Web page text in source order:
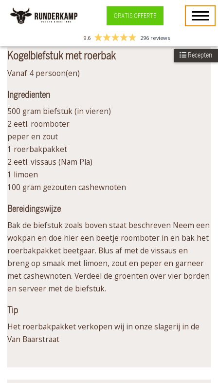
GRATIS OFFERTE
9.6 296 reviews
Kogelbiefstuk met roerbak
Vanaf 4 persoon(en)
Ingredienten
500 gram biefstuk (in vieren)
2 eetl. roomboter
peper en zout
1 roerbakpakket
2 eetl. vissaus (Nam Pla)
1 limoen
100 gram gezouten cashewnoten
Bereidingswijze
Bak de biefstuk zoals boven staat beschreven Neem een
wokpan en doe hier een beetje roomboter in en bak het
roerbakpakket beetgaar. Blus af met de vissaus en
breng op smaak met limoen, zout en peper en garneer
met cashewnoten. Verdeel de groenten over vier borden
en serveer met de biefstuk.
Tip
Het roerbakpakket verkopen wij in onze slagerij in de
Van Baarstraat
Recepten